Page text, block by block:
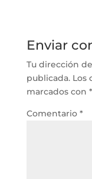
Enviar
Tu dirección
publicada. Los
marcados con *
Comentario *